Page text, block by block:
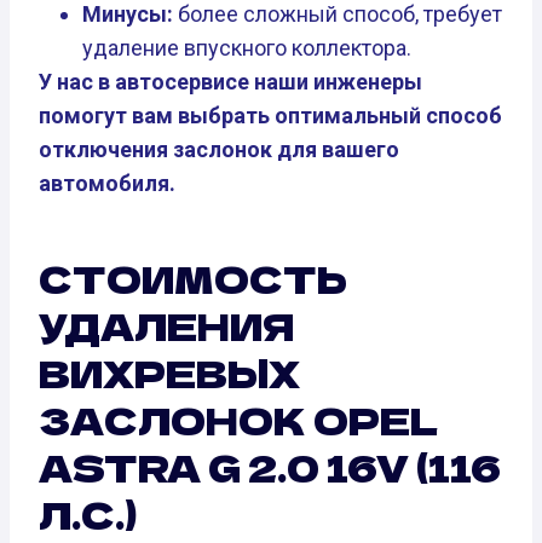
Минусы: более сложный способ, требует
удаление впускного коллектора.
У нас в автосервисе наши инженеры
помогут вам выбрать оптимальный способ
отключения заслонок для вашего
автомобиля.
СТОИМОСТЬ
УДАЛЕНИЯ
ВИХРЕВЫХ
ЗАСЛОНОК OPEL
ASTRA G 2.0 16V (116
Л.С.)